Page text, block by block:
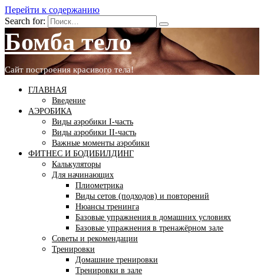
Перейти к содержанию
Search for:
Бомба тело
Сайт построения красивого тела!
ГЛАВНАЯ
Введение
АЭРОБИКА
Виды аэробики І-часть
Виды аэробики ІІ-часть
Важные моменты аэробики
ФИТНЕС И БОДИБИЛДИНГ
Калькуляторы
Для начинающих
Плиометрика
Виды сетов (подходов) и повторений
Нюансы тренинга
Базовые упражнения в домашних условиях
Базовые упражнения в тренажёрном зале
Советы и рекомендации
Тренировки
Домашние тренировки
Тренировки в зале